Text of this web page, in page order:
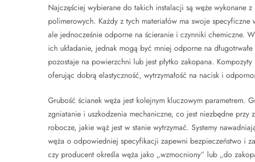
Najczęściej wybierane do takich instalacji są węże wykonane
polimerowych. Każdy z tych materiałów ma swoje
ale jednocześnie odporne na ścieranie i czynniki chemiczne.
ich układanie, jednak mogą być mniej odporne na
pozostaje na powierzchni lub jest płytko zakopana.
oferując dobrą elastyczność, wytrzymałość na nacisk i
Grubość ścianek węża jest kolejnym kluczowym parametrem.
zgniatanie i uszkodzenia mechaniczne, co jest niezbędne
robocze, jakie wąż jest w stanie wytrzymać. Systemy
węża o odpowiedniej specyfikacji zapewni bezpieczeństwo i
czy producent określa węża jako „wzmocniony” lub „do